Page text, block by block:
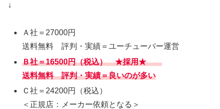
↓
Ａ社＝27000円
送料無料 評判・実績＝ユーチューバー運営
Ｂ社＝16500円（税込） ★採用★
送料無料 評判・実績＝良いのが多い
Ｃ社＝24200円（税込）
＜正規店：メーカー依頼となる＞